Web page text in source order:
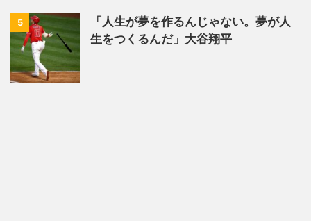
5
「人生が夢を作るんじゃない。夢が人
生をつくるんだ」大谷翔平